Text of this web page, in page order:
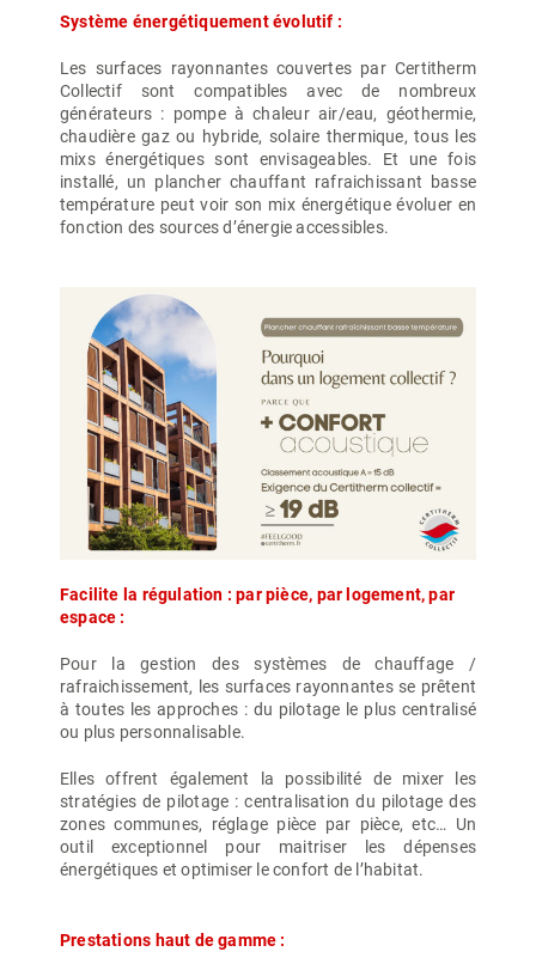
Système énergétiquement évolutif :
Les surfaces rayonnantes couvertes par Certitherm
Collectif sont compatibles avec de nombreux
générateurs : pompe à chaleur air/eau, géothermie,
chaudière gaz ou hybride, solaire thermique, tous les
mixs énergétiques sont envisageables. Et une fois
installé, un plancher chauffant rafraichissant basse
température peut voir son mix énergétique évoluer en
fonction des sources d’énergie accessibles.
Facilite la régulation : par pièce, par logement, par
espace :
Pour la gestion des systèmes de chauffage /
rafraichissement, les surfaces rayonnantes se prêtent
à toutes les approches : du pilotage le plus centralisé
ou plus personnalisable.
Elles offrent également la possibilité de mixer les
stratégies de pilotage : centralisation du pilotage des
zones communes, réglage pièce par pièce, etc… Un
outil exceptionnel pour maitriser les dépenses
énergétiques et optimiser le confort de l’habitat.
Prestations haut de gamme :